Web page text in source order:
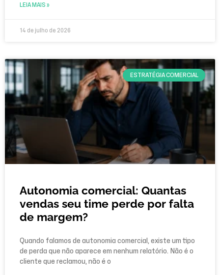
LEIA MAIS »
14 de julho de 2026
ESTRATÉGIA COMERCIAL
Autonomia comercial: Quantas
vendas seu time perde por falta
de margem?
Quando falamos de autonomia comercial, existe um tipo
de perda que não aparece em nenhum relatório. Não é o
cliente que reclamou, não é o